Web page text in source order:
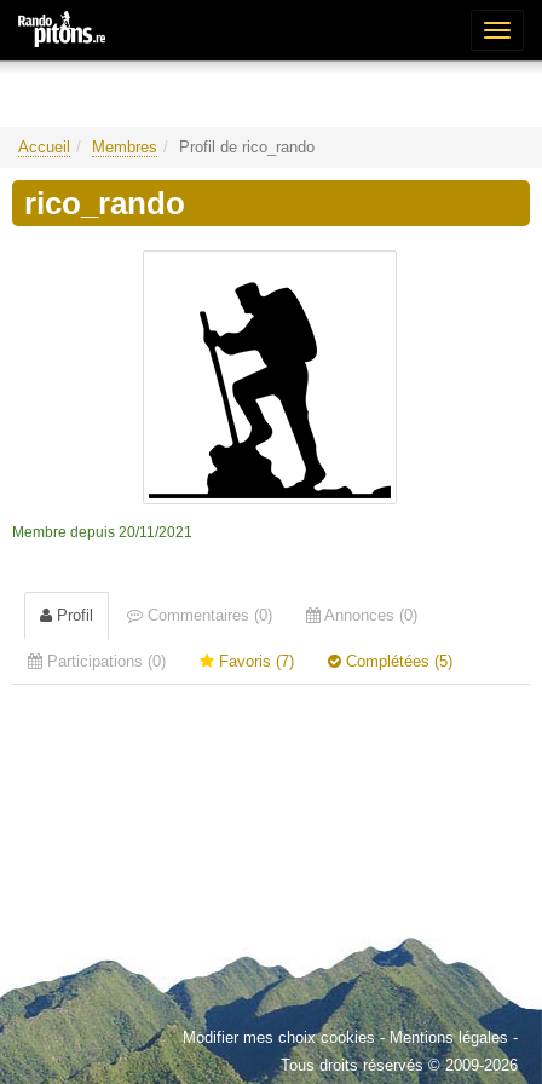
Accueil Membres Profil de rico_rando
rico_rando
Membre depuis 20/11/2021
Profil Commentaires (0) Annonces (0)
Participations (0) Favoris (7) Complétées (5)
Modifier mes choix cookies-Mentions légales -
Tous droits réservés © 2009-2026